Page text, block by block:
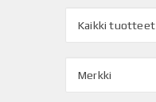
Kaikki tuotteet
Merkki